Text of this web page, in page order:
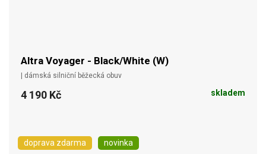
Altra Voyager - Black/White (W)
| dámská silniční běžecká obuv
4 190 Kč skladem
doprava zdarma novinka